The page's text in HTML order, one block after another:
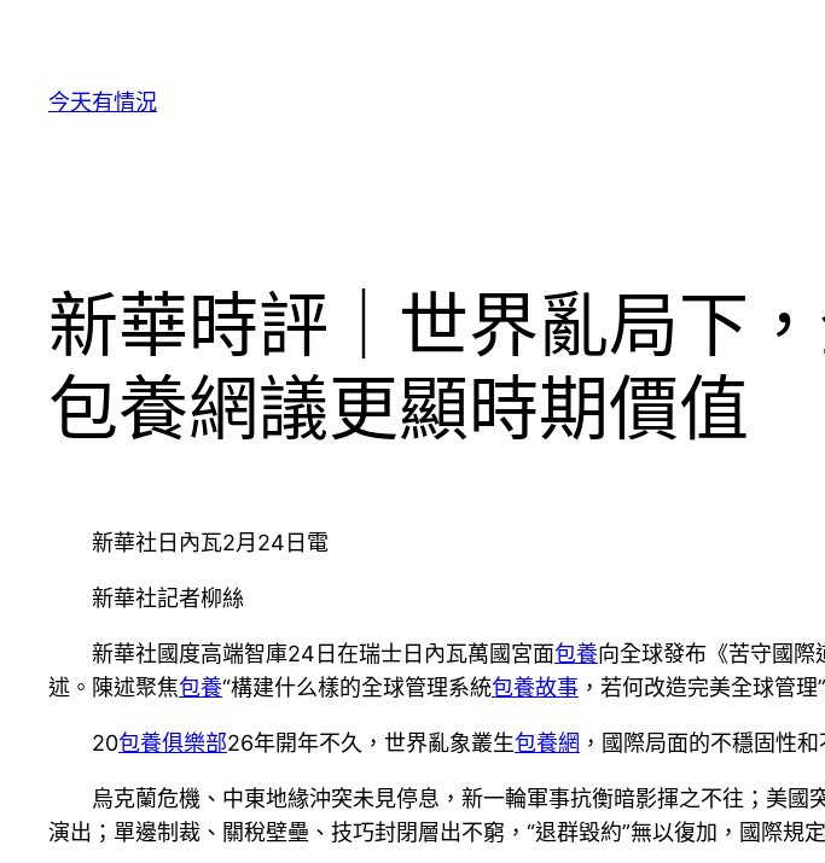
今天有情況
新華時評｜世界亂局下
包養網議更顯時期價值
新華社日內瓦2月24日電
新華社記者柳絲
新華社國度高端智庫24日在瑞士日內瓦萬國宮面包養向全球發布《苦守國際
述。陳述聚焦包養“構建什么樣的全球管理系統包養故事 ，若何改造完美全球管
20包養俱樂部26年開年不久，世界亂象叢生包養網 ，國際局面的不穩固性
烏克蘭危機、中東地緣沖突未見停息，新一輪軍事抗衡暗影揮之不往；美國
演出；單邊制裁、關稅壁壘、技巧封閉層出不窮，“退群毀約”無以復加，國際規